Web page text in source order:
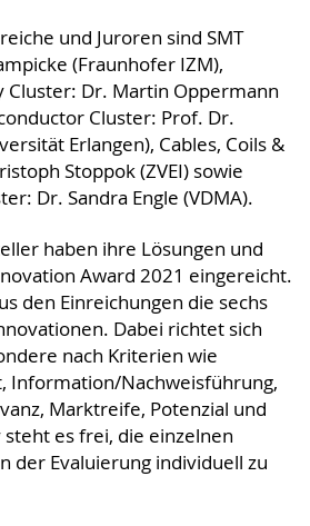
und Juroren sind SMT
(Fraunhofer IZM),
Cluster: Dr. Martin Oppermann
Cluster: Prof. Dr.
Erlangen), Cables, Coils &
Stoppok (ZVEI) sowie
Dr. Sandra Engle (VDMA).
haben ihre Lösungen und
Award 2021 eingereicht.
den Einreichungen die sechs
Dabei richtet sich
nach Kriterien wie
Information/Nachweisführung,
Marktreife, Potenzial und
es frei, die einzelnen
der Evaluierung individuell zu